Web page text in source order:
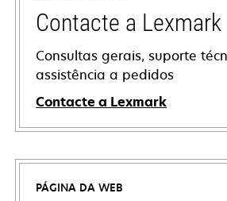
Contacte a Lexmark
Consultas gerais, suporte
assistência a pedidos
Contacte a Lexmark
PÁGINA DA WEB